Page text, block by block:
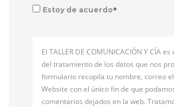
Estoy de acuerdo*
El TALLER DE COMUNICACIÓN Y CÍA
del tratamiento de los datos que nos
formulario recopila tu nombre, correo
Website con el único fin de que
comentarios dejados en la web.